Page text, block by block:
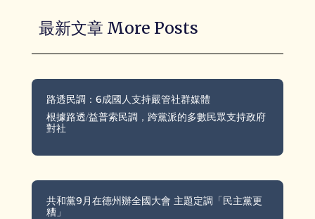
最新文章 More Posts
路透民調：6成國人支持嚴管社群媒體
根據路透/益普索民調，跨黨派的多數民眾支持政府
對社
共和黨9月在德州辦全國大會 主題定調「民主黨更
糟」